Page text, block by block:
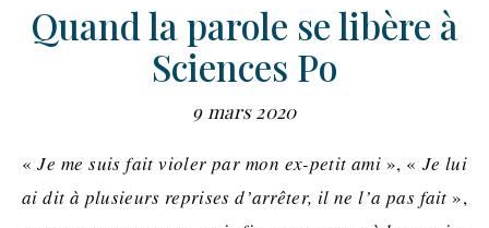
Quand la parole se libère à
Sciences Po
9 mars 2020
« Je me suis fait violer par mon ex-petit ami», « Je lui
ai dit à plusieurs reprises d’arrêter, il ne l’a pas fait »,